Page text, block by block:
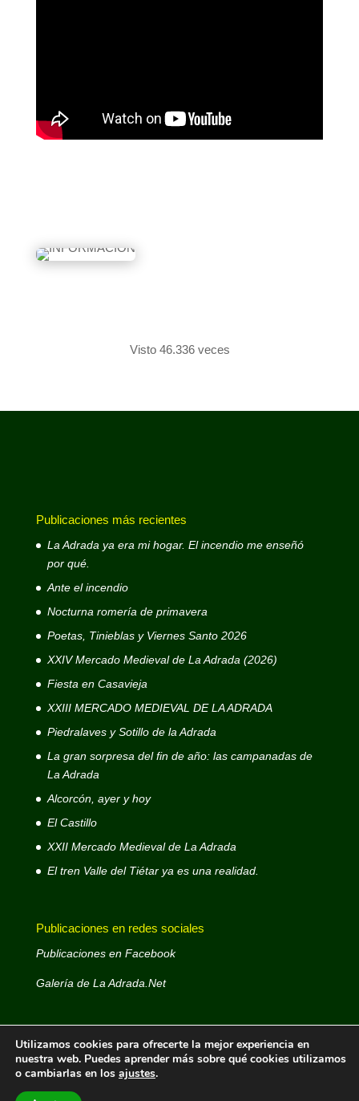
Visto 46.336 veces
Publicaciones más recientes
La Adrada ya era mi hogar. El incendio me enseñó
por qué.
Ante el incendio
Nocturna romería de primavera
Poetas, Tinieblas y Viernes Santo 2026
XXIV Mercado Medieval de La Adrada (2026)
Fiesta en Casavieja
XXIII MERCADO MEDIEVAL DE LA ADRADA
Piedralaves y Sotillo de la Adrada
La gran sorpresa del fin de año: las campanadas de
La Adrada
Alcorcón, ayer y hoy
El Castillo
XXII Mercado Medieval de La Adrada
El tren Valle del Tiétar ya es una realidad.
Publicaciones en redes sociales
Publicaciones en Facebook
Galería de La Adrada.Net
La Adrada.Net © 1999 - 2026- Web decana de La
Adrada - Autor: José Antonio D. Rodríguez Rodríguez -
Utilizamos cookies para ofrecerte la mejor experiencia en
nuestra web. Puedes aprender más sobre qué cookies utilizamos
o cambiarlas en los ajustes.